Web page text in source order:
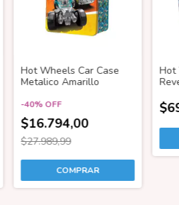
Hot Wheels Car Case
Metalico Amarillo
-40%OFF
$16.794,00
$27.989,99
Hot